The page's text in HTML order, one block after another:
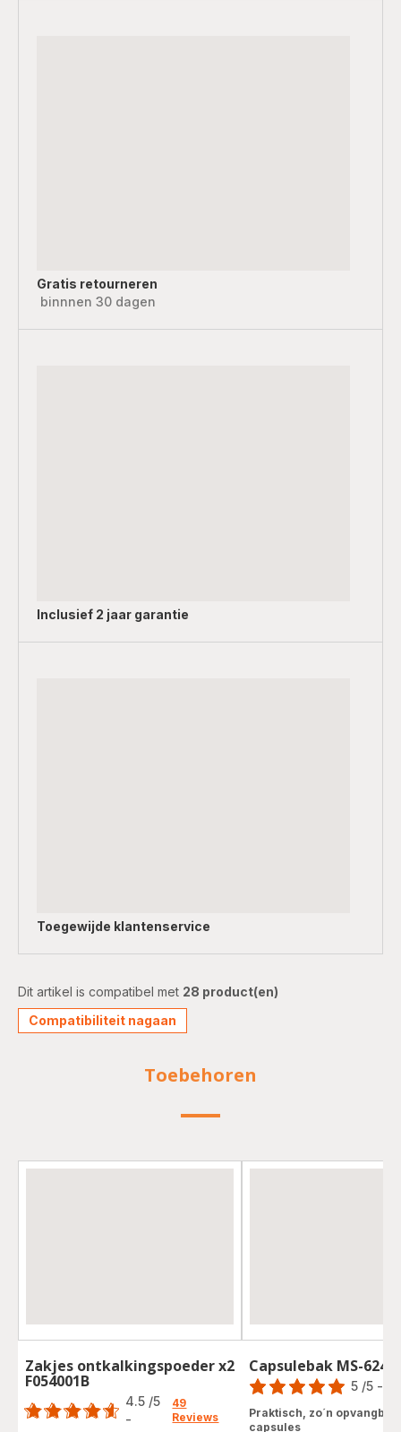
Gratis retourneren
binnnen 30 dagen
Inclusief 2 jaar garantie
Toegewijde klantenservice
Dit artikel is compatibel met 28 product(en)
Compatibiliteit nagaan
Toebehoren
Zakjes ontkalkingspoeder x2
F054001B
Score
4.5 /5
-
49
Reviews
Capsulebak MS-
Score
met
5 /5 -
Praktisch, zo´n
capsules